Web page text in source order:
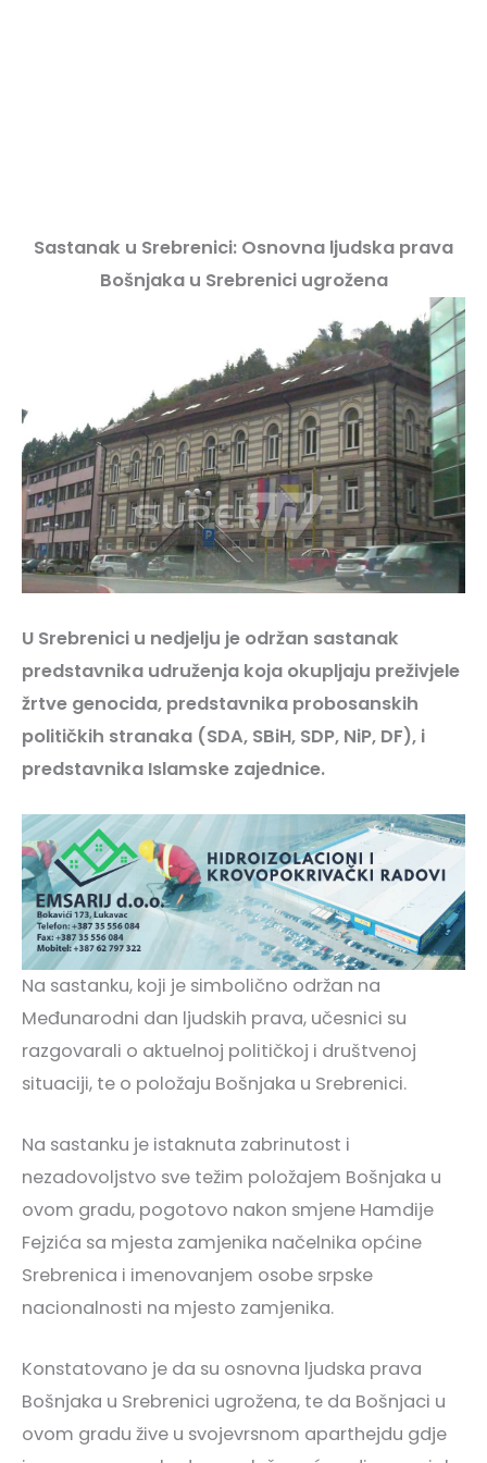
Sastanak u Srebrenici: Osnovna ljudska prava
Bošnjaka u Srebrenici ugrožena
U Srebrenici u nedjelju je održan sastanak
predstavnika udruženja koja okupljaju preživjele
žrtve genocida, predstavnika probosanskih
političkih stranaka (SDA, SBiH, SDP, NiP, DF), i
predstavnika Islamske zajednice.
Na sastanku, koji je simbolično održan na
Međunarodni dan ljudskih prava, učesnici su
razgovarali o aktuelnoj političkoj i društvenoj
situaciji, te o položaju Bošnjaka u Srebrenici.
Na sastanku je istaknuta zabrinutost i
nezadovoljstvo sve težim položajem Bošnjaka u
ovom gradu, pogotovo nakon smjene Hamdije
Fejzića sa mjesta zamjenika načelnika općine
Srebrenica i imenovanjem osobe srpske
nacionalnosti na mjesto zamjenika.
Konstatovano je da su osnovna ljudska prava
Bošnjaka u Srebrenici ugrožena, te da Bošnjaci u
ovom gradu žive u svojevrsnom aparthejdu gdje